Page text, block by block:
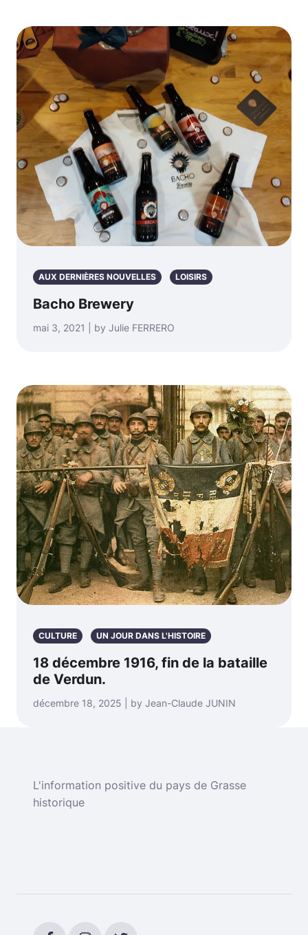
AUX DERNIÈRES NOUVELLES LOISIRS
Bacho Brewery
mai 3, 2021 | by Julie FERRERO
CULTURE UN JOUR DANS L'HISTOIRE
18 décembre 1916, fin de la bataille
de Verdun.
décembre 18, 2025 | by Jean-Claude JUNIN
L'information positive du pays de Grasse
historique